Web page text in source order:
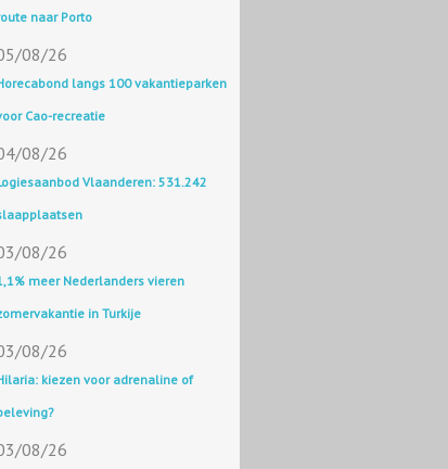
naar Porto
08/26
langs 100 vakantieparken
Cao-recreatie
08/26
Vlaanderen: 531.242
08/26
meer Nederlanders vieren
in Turkije
08/26
kiezen voor adrenaline of
08/26